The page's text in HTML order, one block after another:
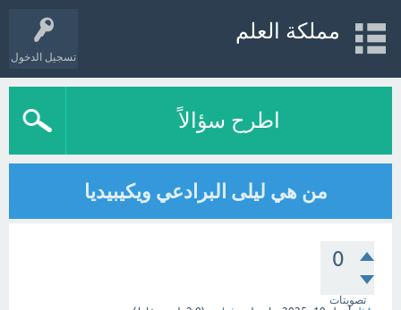
تسجيل الدخول
مملكة العلم
اطرح سؤالاً
من هي ليلى البرادعي ويكيبيديا
0
تصويتات